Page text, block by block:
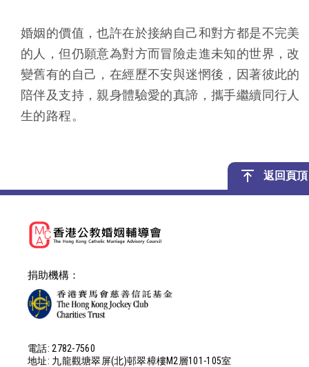
婚姻的價值，也許在於接納自己和對方都是不完美
的人，但仍願意為對方而冒險走進未知的世界，改
變舊有的自己，在經歷不安與迷惘後，因著彼此的
陪伴及支持，親身體驗愛的真諦，攜手繼續同行人
生的路程。
返回頁頂
捐助機構：
電話: 2782-7560
地址: 九龍觀塘翠屏(北)邨翠樟樓M2層101-105室